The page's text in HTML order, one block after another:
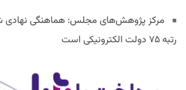
مرکز پژوهش‌های مجلس: هماهنگی نهادی
رتبه ۷۵ دولت الکترونیکی است